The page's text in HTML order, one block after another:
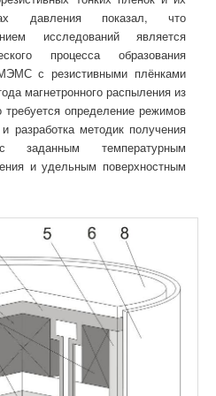
давления показал, что
исследований является
процесса образования
с резистивными плёнками
магнетронного распыления из
требуется определение режимов
разработка методик получения
заданным температурным
и удельным поверхностным